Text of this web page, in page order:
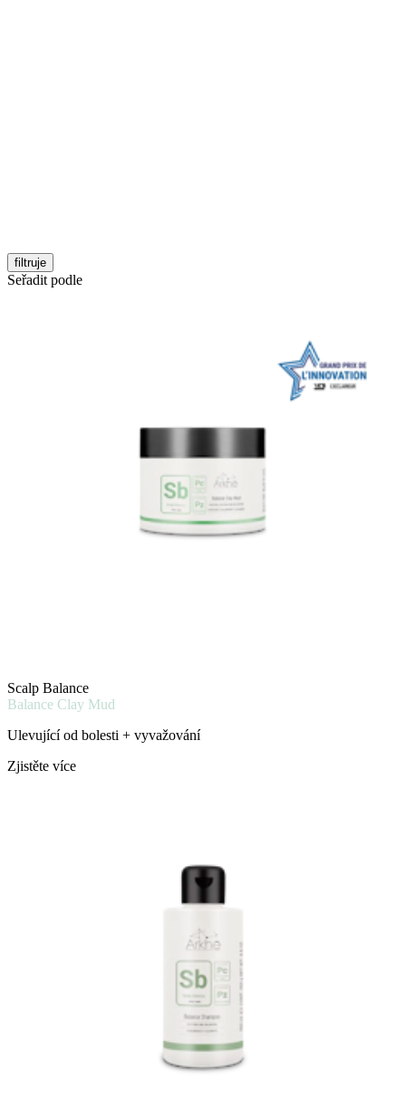
filtruje
Seřadit podle
Scalp Balance
Balance Clay Mud
Ulevující od bolesti + vyvažování
Zjistěte více